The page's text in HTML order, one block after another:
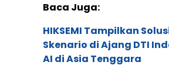
Baca Juga:
HIKSEMI Tampilkan
Skenario di Ajang DTI
AI di Asia Tenggara